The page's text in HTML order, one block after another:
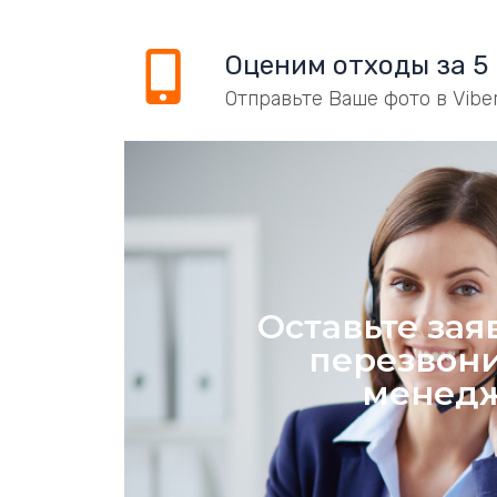
Оценим отходы за 5
Отправьте Ваше фото в
Оставьте